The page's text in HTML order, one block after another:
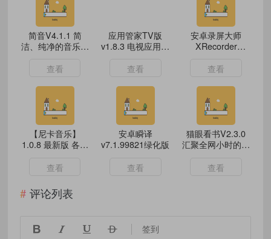
简音V4.1.1 简
洁、纯净的音乐播
查看
应用管家TV版
v1.8.3 电视应用管
查看
安卓录屏大师
XRecorder
查看
【尼卡音乐】
1.0.8 最新版 各平
查看
安卓瞬译
v7.1.99821绿化版
查看
猫眼看书V2.3.0
汇聚全网小时的追
查看
评论列表
    签到